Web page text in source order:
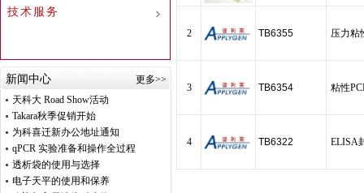
技术服务
新闻中心
更多>>
天科大 Road Show活动
Takara秋季促销开始
为科喜迁新办公地址通知
qPCR 实验准备和操作全过程
透析袋的使用与选择
电子天平的使用和保养
2 TB6355 压力粘
3 TB6354 粘性
4 TB6322 ELISA